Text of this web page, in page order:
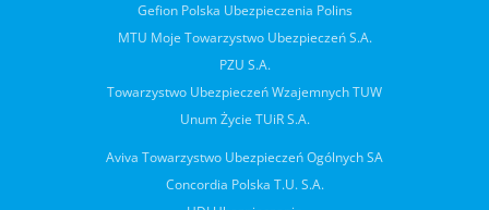
Gefion Polska Ubezpieczenia Polins
MTU Moje Towarzystwo Ubezpieczeń S.A.
PZU S.A.
Towarzystwo Ubezpieczeń Wzajemnych TUW
Unum Życie TUiR S.A.
Aviva Towarzystwo Ubezpieczeń Ogólnych SA
Concordia Polska T.U. S.A.